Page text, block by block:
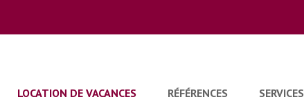
LOCATION DE VACANCES RÉFÉRENCES SERVICES